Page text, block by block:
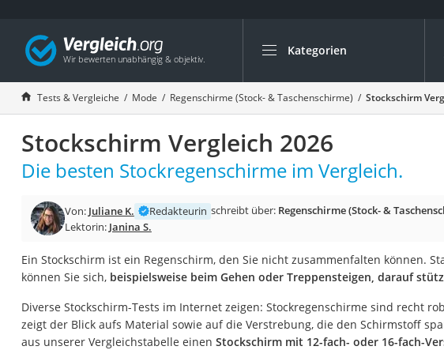
Kategorien
Die beliebtesten Vergleiche nach
Mode
Boxershorts
Cellulite-Leggings
Herrensocken
Polarisierte Sonnenbrille
Hausschuhe Herren
Suunto-Uhr
Überzieh-Sonnenbrille
RFID-Blocker
Sneaker Herren
Tests & Vergleiche Mode Regenschirme (Stock- & Taschenschirme) Stockschirm
Stockschirm Vergleich 2026
Die besten Stockregenschirme im Vergleich.
Von: Juliane K. Redakteurin schreibt über: Regenschirme (Stock- &
Lektorin: Janina S.
Ein Stockschirm ist ein Regenschirm, den Sie nicht zusammenfalten können.
können Sie sich, beispielsweise beim Gehen oder Treppensteigen, darauf
Diverse Stockschirm-Tests im Internet zeigen: Stockregenschirme sind recht
zeigt der Blick aufs Material sowie auf die Verstrebung, die den Schirmstoff
aus unserer Vergleichstabelle einen Stockschirm mit 12-fach- oder 16-fach-